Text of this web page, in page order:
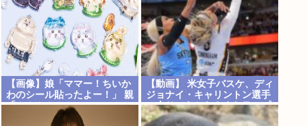
【画像】娘「ママー！ちいか
わのシール貼ったよー！」 親
「！！！！！！」
【動画】 米女子バスケ、ディ
ジョナイ・キャリントン選手
の余りにあからさまなラフプ
レーに批判殺到